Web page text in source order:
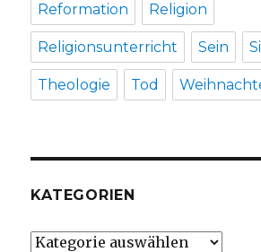
Reformation Religion
Religionsunterricht Sein
Theologie Tod
KATEGORIEN
Kategorien